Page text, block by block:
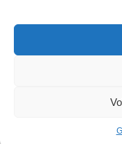
Tous droits